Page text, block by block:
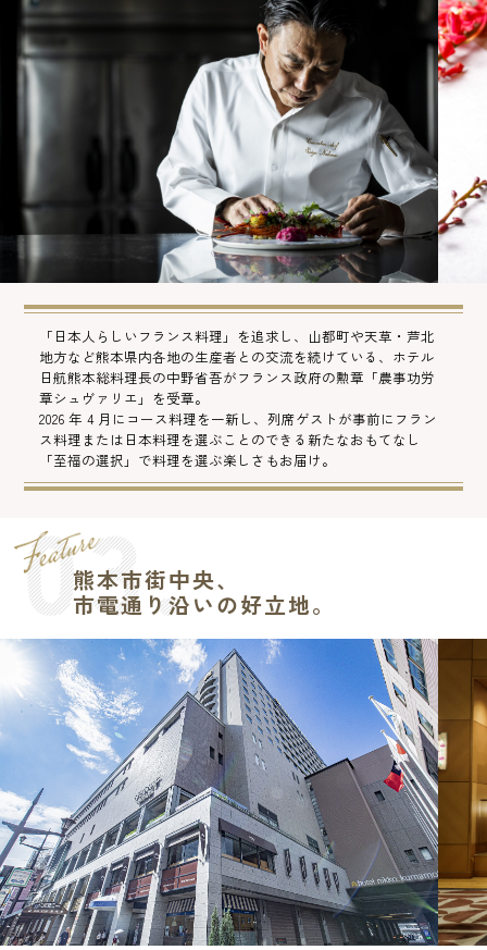
「日本人らしいフランス料理」を追求し、山都町や天草・芦北
地方など熊本県内各地の生産者との交流を続けている、ホテル
日航熊本総料理長の中野省吾がフランス政府の勲章「農事功労
章シュヴァリエ」を受章。
2026 年 4 月にコース料理を一新し、列席ゲストが事前にフラン
ス料理または日本料理を選ぶことのできる新たなおもてなし
「至福の選択」で料理を選ぶ楽しさもお届け。
熊本市街中央、
市電通り沿いの好立地。